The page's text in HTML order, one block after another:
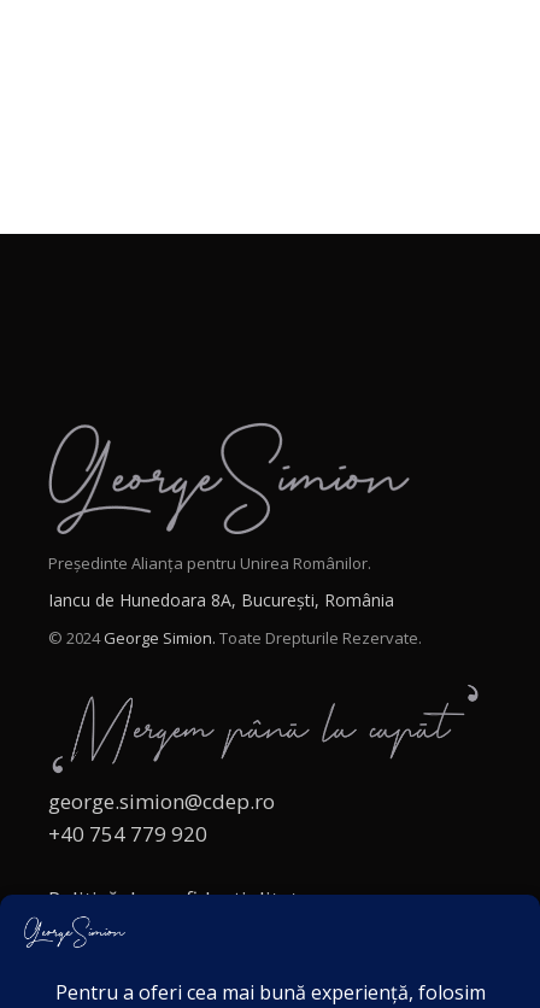
Președinte Alianța pentru Unirea Românilor.
Iancu de Hunedoara 8A, București, România
© 2024George Simion. Toate Drepturile Rezervate.
george.simion@cdep.ro
+40 754 779 920
Politică de confidențialitate
Politica cookies
Acordul de markting